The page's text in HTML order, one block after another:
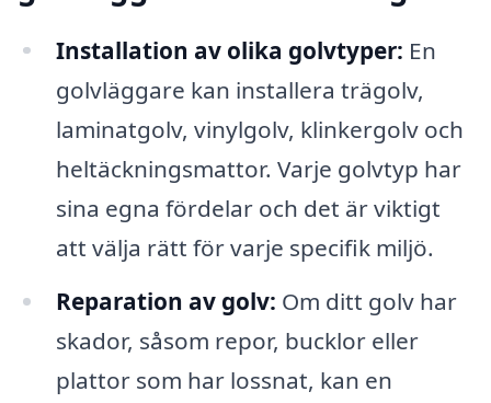
Installation av olika golvtyper: En
golvläggare kan installera trägolv,
laminatgolv, vinylgolv, klinkergolv och
heltäckningsmattor. Varje golvtyp har
sina egna fördelar och det är viktigt
att välja rätt för varje specifik miljö.
Reparation av golv: Om ditt golv har
skador, såsom repor, bucklor eller
plattor som har lossnat, kan en